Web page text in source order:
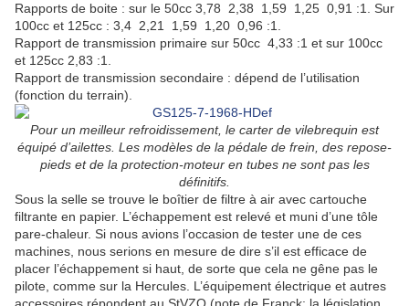
Rapports de boite : sur le 50cc 3,78 2,38 1,59 1,25 0,91 :1. Sur
100cc et 125cc : 3,4 2,21 1,59 1,20 0,96 :1.
Rapport de transmission primaire sur 50cc 4,33 :1 et sur 100cc
et 125cc 2,83 :1.
Rapport de transmission secondaire : dépend de l’utilisation
(fonction du terrain).
Pour un meilleur refroidissement, le carter de vilebrequin est
équipé d’ailettes. Les modèles de la pédale de frein, des repose-
pieds et de la protection-moteur en tubes ne sont pas les
définitifs.
Sous la selle se trouve le boîtier de filtre à air avec cartouche
filtrante en papier. L’échappement est relevé et muni d’une tôle
pare-chaleur. Si nous avions l’occasion de tester une de ces
machines, nous serions en mesure de dire s’il est efficace de
placer l’échappement si haut, de sorte que cela ne gêne pas le
pilote, comme sur la Hercules. L’équipement électrique et autres